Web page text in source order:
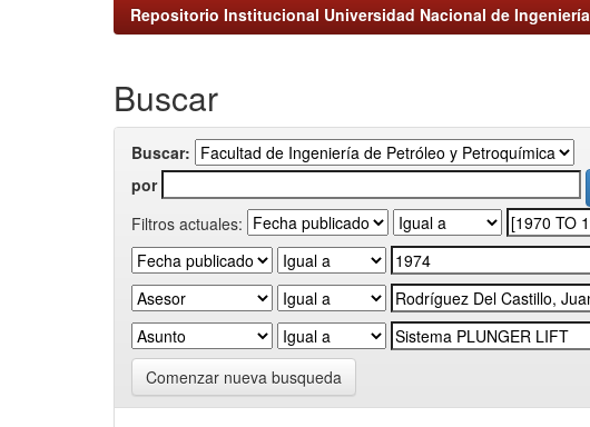
Repositorio Institucional Universidad Nacional de Ingeniería
Buscar
Buscar:
por
Filtros actuales:
Comenzar nueva busqueda